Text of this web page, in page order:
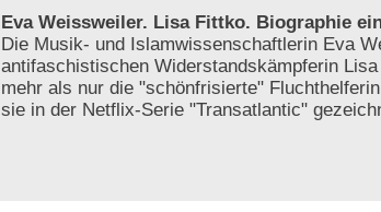
Eva Weissweiler. Lisa Fittko. Biographie
Die Musik- und Islamwissenschaftlerin Eva
antifaschistischen Widerstandskämpferin
mehr als nur die "schönfrisierte"
sie in der Netflix-Serie "Transatlantic"